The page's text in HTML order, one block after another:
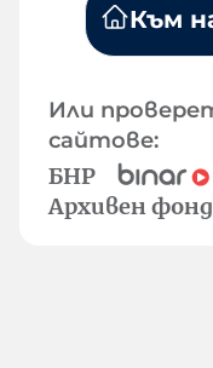
Към
Или
сайтове:
БНР
Архивен